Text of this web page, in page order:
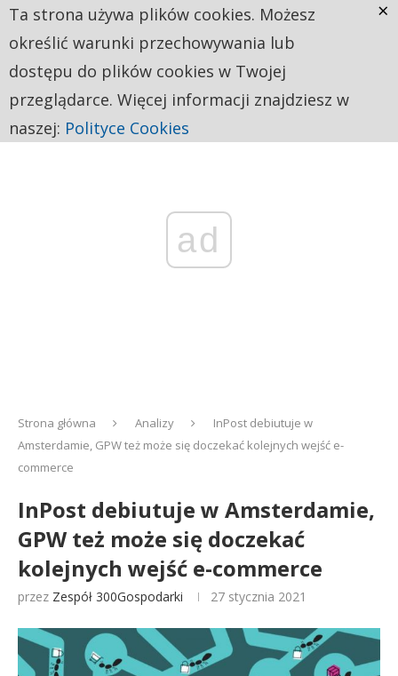
ad
Strona główna Analizy
InPost debiutuje w
Amsterdamie, GPW też może się doczekać kolejnych wejść e-
commerce
InPost debiutuje w Amsterdamie,
GPW też może się doczekać
kolejnych wejść e-commerce
przez Zespół 300Gospodarki 27 stycznia 2021
Ta strona używa plików cookies. Możesz
określić warunki przechowywania lub
dostępu do plików cookies w Twojej
przeglądarce. Więcej informacji znajdziesz w
naszej: Polityce Cookies
×